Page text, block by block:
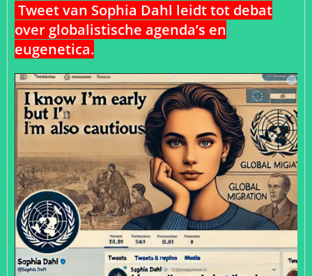
Tweet van Sophia Dahl leidt tot debat
over globalistische agenda’s en
eugenetica.